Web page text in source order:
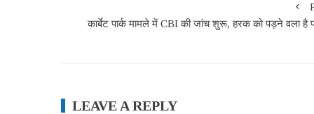
कार्बेट पार्क मामले में CBI की जांच शुरू, हरक को पड़ने वला है
LEAVE A REPLY